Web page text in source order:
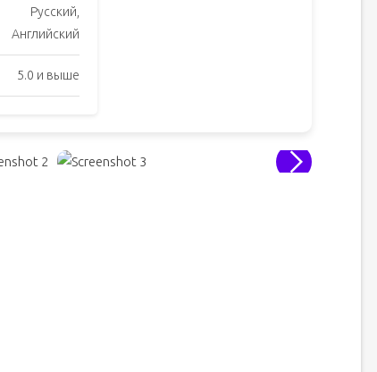
Русский,
Английский
5.0 и выше